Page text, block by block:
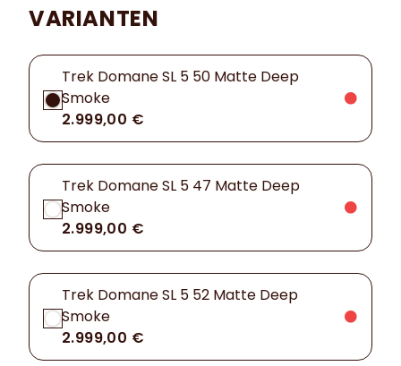
VARIANTEN
Trek Domane SL 5 50 Matte Deep
Smoke
2.999,00 €
Trek Domane SL 5 47 Matte Deep
Smoke
2.999,00 €
Trek Domane SL 5 52 Matte Deep
Smoke
2.999,00 €